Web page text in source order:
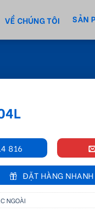
VỀ CHÚNG TÔI SẢN
816
ĐẶT HÀNG NHANH
NGOÀI